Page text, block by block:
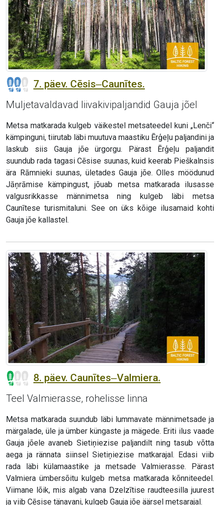
7. päev. Cēsis‒Caunītes.
Muljetavaldavad liivakivipaljandid Gauja jõel
Metsa matkarada kulgeb väikestel metsateedel kuni „Lenči“
kämpinguni, tiirutab läbi muutuva maastiku Ērģeļu paljandini ja
laskub siis Gauja jõe ürgorgu. Pärast Ērģeļu paljandit
suundub rada tagasi Cēsise suunas, kuid keerab Pieškalnsis
ära Rāmnieki suunas, ületades Gauja jõe. Olles möödunud
Jāņrāmise kämpingust, jõuab metsa matkarada ilusasse
valgusrikkasse männimetsa ning kulgeb läbi metsa
Caunītese turismitaluni. See on üks kõige ilusamaid kohti
Gauja jõe kallastel.
8. päev. Caunītes‒Valmiera.
Teel Valmierasse, rohelisse linna
Metsa matkarada suundub läbi lummavate männimetsade ja
märgalade, üle ja ümber küngaste ja mägede. Eriti ilus vaade
Gauja jõele avaneb Sietiņiezise paljandilt ning tasub võtta
aega ja rännata siinsel Sietiņiezise matkarajal. Edasi viib
rada läbi külamaastike ja metsade Valmierasse. Pärast
Valmiera ümbersõitu kulgeb metsa matkarada kõnniteedel.
Viimane lõik, mis algab vana Dzelzītise raudteesilla juurest
ja viib Cēsise tänavani, kulgeb Gauja jõe äärsel metsarajal.